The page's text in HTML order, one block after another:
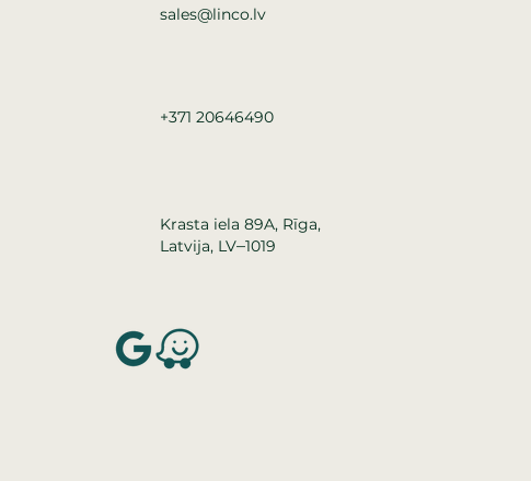
sales@linco.lv
+371 20646490
Krasta iela 89A, Rīga,
Latvija, LV–1019